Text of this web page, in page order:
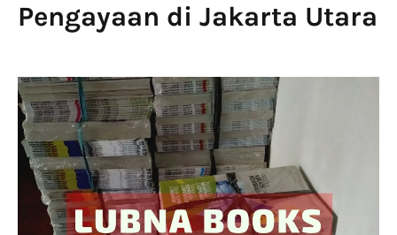
Pengayaan di Jakarta Utara